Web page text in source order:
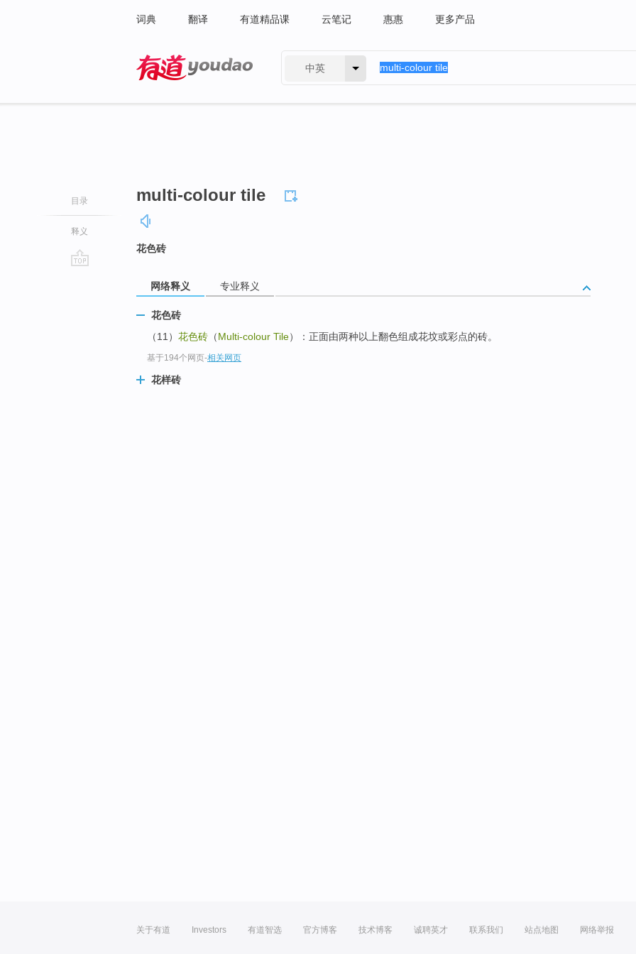
词典 翻译 有道精品课 云笔记 惠惠 更多产品
中英
目录
释义
multi-colour tile
花色砖
网络释义 专业释义
花色砖
（11） 花色砖 （Multi-colour Tile）：正面由两种以上翻色组成花坟或彩点的砖。
基于194个网页-相关网页
花样砖
关于有道 Investors 有道智选 官方博客 技术博客 诚聘英才 联系我们 站点地图 网络举报